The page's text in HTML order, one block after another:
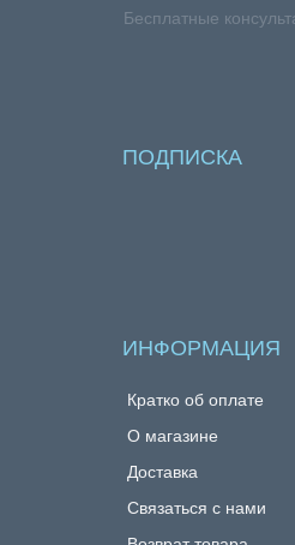
Бесплатные
ПОДПИСКА
ИНФОРМАЦИЯ
Кратко об оплате
О магазине
Доставка
Связаться с нами